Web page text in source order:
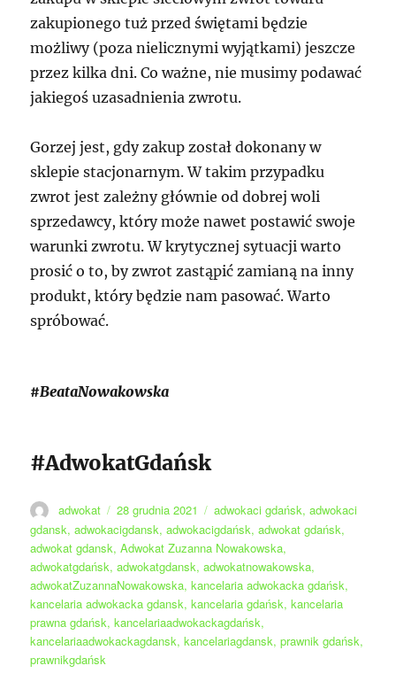
zakupionego tuż przed świętami będzie
możliwy (poza nielicznymi wyjątkami) jeszcze
przez kilka dni. Co ważne, nie musimy podawać
jakiegoś uzasadnienia zwrotu.
Gorzej jest, gdy zakup został dokonany w
sklepie stacjonarnym. W takim przypadku
zwrot jest zależny głównie od dobrej woli
sprzedawcy, który może nawet postawić swoje
warunki zwrotu. W krytycznej sytuacji warto
prosić o to, by zwrot zastąpić zamianą na inny
produkt, który będzie nam pasować. Warto
spróbować.
#BeataNowakowska
#AdwokatGdańsk
Autor
adwokat
Data
publikacji
28 grudnia 2021 Tagi
adwokaci gdańsk,adwokaci
gdansk,adwokacigdansk,adwokacigdańsk,adwokat gdańsk,
adwokat gdansk,Adwokat Zuzanna Nowakowska,
adwokatgdańsk,adwokatgdansk,adwokatnowakowska,
adwokatZuzannaNowakowska,kancelaria adwokacka gdańsk,
kancelaria adwokacka gdansk,kancelaria gdańsk,kancelaria
prawna gdańsk,kancelariaadwokackagdańsk,
kancelariaadwokackagdansk,kancelariagdansk,prawnik gdańsk,
prawnikgdańsk